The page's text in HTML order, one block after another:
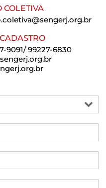
COLETIVA
9091/ 99227-6830